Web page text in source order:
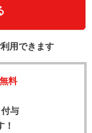
用できます
料
与
！